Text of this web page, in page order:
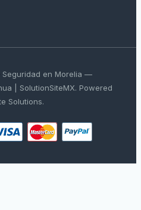
en Morelia —
| SolutionSiteMX. Powered
Solutions.